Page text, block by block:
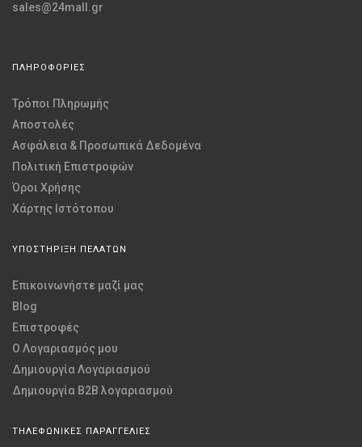
sales@24mall.gr
ΠΛΗΡΟΦΟΡΙΕΣ
Τρόποι Πληρωμής
Αποστολές
Ασφάλεια & Προσωπικά Δεδομένα
Πολιτική Επιστροφών
Όροι Χρήσης
Χάρτης Ιστότοπου
ΥΠΟΣΤΗΡΙΞΗ ΠΕΛΑΤΩΝ
Επικοινωνήστε μαζί μας
Blog
Επιστροφές
O Λογαριασμός μου
Δημιουργία Λογαριασμού
Δημιουργία B2B λογαριασμού
ΤΗΛΕΦΩΝΙΚΕΣ ΠΑΡΑΓΓΕΛΙΕΣ